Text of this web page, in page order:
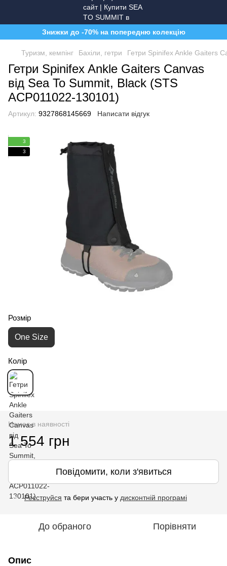
Знижки до -70% на попередню колекцію
Туризм, кемпінг Бахіли, гетри Гетри Spinifex Ankle Gaiters
Гетри Spinifex Ankle Gaiters Canvas
від Sea To Summit, Black (STS
ACP011022-130101)
Артикул: 9327868145669 Написати відгук
3
3
Розмір
One Size
Колір
Немає в наявності
1 554 грн
Повідомити, коли з'явиться
% Реєструйся та бери участь у дисконтній програмі
До обраного Порівняти
Опис